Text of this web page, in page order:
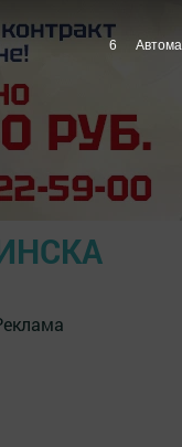
5